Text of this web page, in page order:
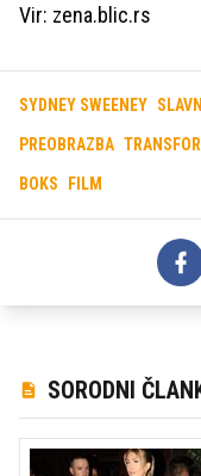
Vir: zena.blic.rs
SYDNEY SWEENEY SLAVNI
PREOBRAZBA
BOKS FILM
SORODNI